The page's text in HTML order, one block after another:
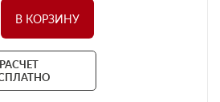
В КОРЗИНУ